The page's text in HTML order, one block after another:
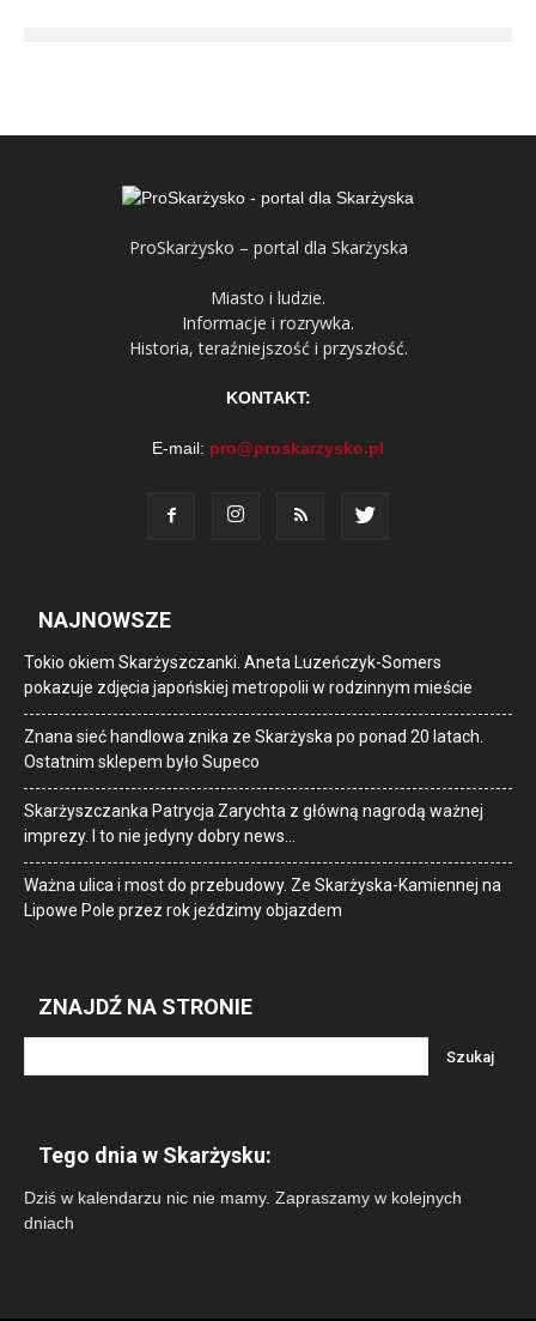
ProSkarżysko – portal dla Skarżyska
Miasto i ludzie.
Informacje i rozrywka.
Historia, teraźniejszość i przyszłość.
KONTAKT:
E-mail: pro@proskarzysko.pl
NAJNOWSZE
Tokio okiem Skarżyszczanki. Aneta Luzeńczyk-Somers
pokazuje zdjęcia japońskiej metropolii w rodzinnym mieście
Znana sieć handlowa znika ze Skarżyska po ponad 20 latach.
Ostatnim sklepem było Supeco
Skarżyszczanka Patrycja Zarychta z główną nagrodą ważnej
imprezy. I to nie jedyny dobry news…
Ważna ulica i most do przebudowy. Ze Skarżyska-Kamiennej na
Lipowe Pole przez rok jeździmy objazdem
ZNAJDŹ NA STRONIE
Tego dnia w Skarżysku:
Dziś w kalendarzu nic nie mamy. Zapraszamy w kolejnych
dniach